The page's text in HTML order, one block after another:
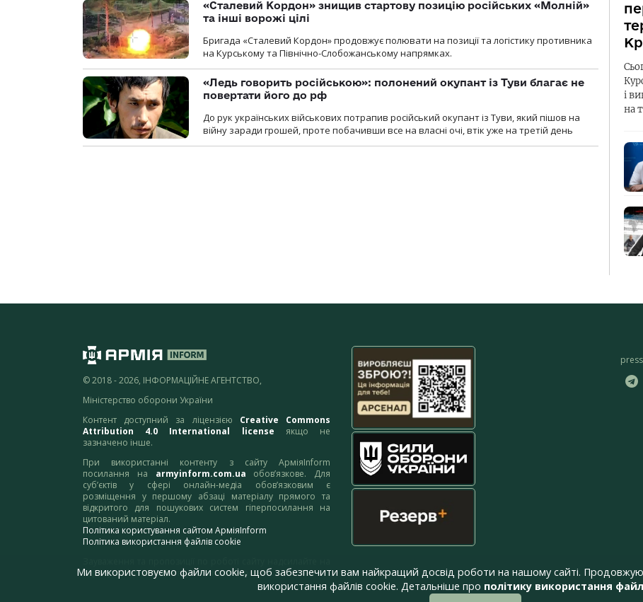
«Сталевий Кордон» знищив стартову позицію російських «Молній»
та інші ворожі цілі
Бригада «Сталевий Кордон» продовжує полювати на позиції та логістику противника
на Курському та Північно-Слобожанському напрямках.
«Ледь говорить російською»: полонений окупант із Туви благає не
повертати його до рф
До рук українських військових потрапив російський окупант із Туви, який пішов на
війну заради грошей, проте побачивши все на власні очі, втік уже на третій день
і
на
© 2018 - 2026, ІНФОРМАЦІЙНЕ АГЕНТСТВО,
Міністерство оборони України
Контент доступний за ліцензією Creative Commons
Attribution 4.0 International license якщо не
зазначено інше.
При використанні контенту з сайту АрміяInform
посилання на armyinform.com.ua обов’язкове. Для
суб’єктів у сфері онлайн-медіа обов’язковим є
розміщення у першому абзаці матеріалу прямого та
відкритого для пошукових систем гіперпосилання на
цитований матеріал.
Політика користування сайтом АрміяInform
Політика використання файлів cookie
адресу:webmaster@armyinform.com.ua
Ми використовуємо файли cookie, щоб забезпечити вам найкращий досвід роботи на нашому сайті.
використання файлів cookie. Детальніше про політику використання